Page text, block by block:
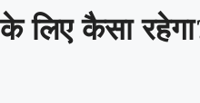
कैसा